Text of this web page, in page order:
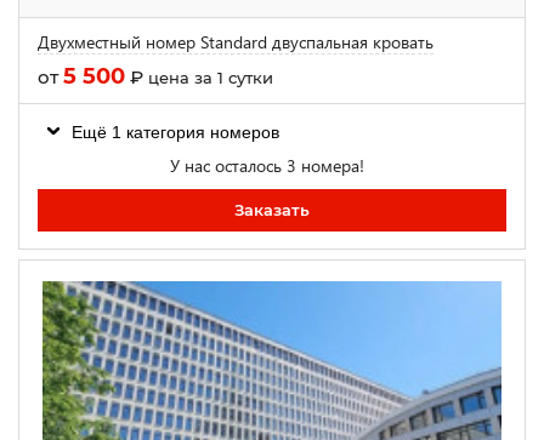
Двухместный номер Standard двуспальная кровать
от5 500 ₽ цена за 1 сутки
Ещё 1 категория номеров
У нас осталось 3 номера!
Заказать